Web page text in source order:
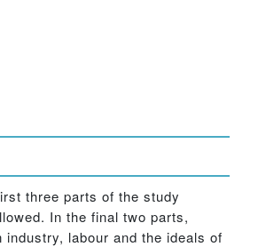
three parts of the study
In the final two parts,
labour and the ideals of